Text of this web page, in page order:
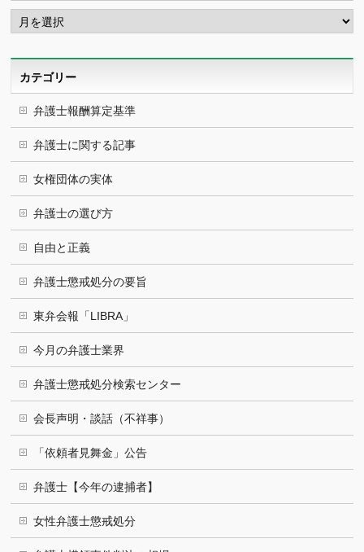
ア
ー
カ
カテゴリー
弁護士報酬算定基準
弁護士に関する記事
女権団体の実体
弁護士の選び方
自由と正義
弁護士懲戒処分の要旨
東弁会報「LIBRA」
今月の弁護士業界
弁護士懲戒処分検索センター
会長声明・談話（不祥事）
「依頼者見舞金」公告
弁護士【今年の逮捕者】
女性弁護士懲戒処分